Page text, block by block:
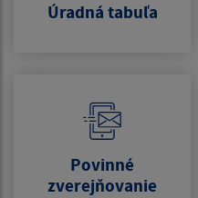
Úradná tabuľa
Povinné
zverejňovanie